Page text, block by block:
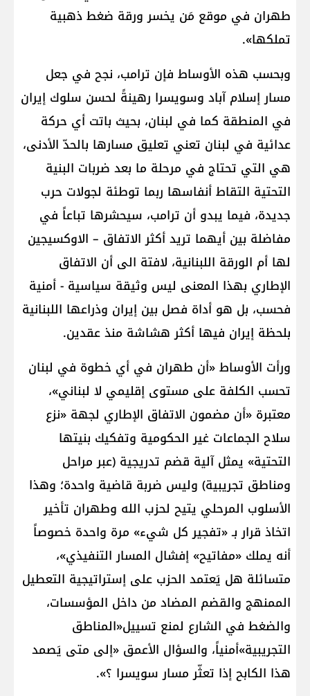
طهران في موقع مَن يخسر ورقة ضغط ذهبية
تملكها».
وبحسب هذه الأوساط فإن ترامب، نجح في جعل
مسار إسلام آباد وسويسرا رهينةً لحسن سلوك إيران
في المنطقة كما في لبنان، بحيث باتت أي حركة
عدائية في لبنان تعني تعليق مسارها بالحدّ الأدنى،
هي التي تحتاج في مرحلة ما بعد ضربات البنية
التحتية التقاط أنفاسها ربما توطئة لجولات حرب
جديدة، فيما يبدو أن ترامب، سيحشرها تباعاً في
مفاضلة بين أيهما تريد أكثر الاتفاق – الاوكسيجين
لها أم الورقة اللبنانية، لافتة الى أن الاتفاق
الإطاري بهذا المعنى ليس وثيقة سياسية - أمنية
فحسب، بل هو أداة فصل بين إيران وذراعها اللبنانية
بلحظة إيران فيها أكثر هشاشة منذ عقدين.
ورأت الأوساط «أن طهران في أي خطوة في لبنان
تحسب الكلفة على مستوى إقليمي لا لبناني»،
معتبرة «أن مضمون الاتفاق الإطاري لجهة «نزع
سلاح الجماعات غير الحكومية وتفكيك بنيتها
التحتية» يمثل آلية قضم تدريجية (عبر مراحل
ومناطق تجريبية) وليس ضربة قاضية واحدة؛ وهذا
الأسلوب المرحلي يتيح لحزب الله وطهران تأخير
اتخاذ قرار بـ «تفجير كل شيء» مرة واحدة خصوصاً
أنه يملك «مفاتيح» إفشال المسار التنفيذي»،
متسائلة هل يَعتمد الحزب على إستراتيجية التعطيل
الممنهج والقضم المضاد من داخل المؤسسات،
والضغط في الشارع لمنع تسييل«المناطق
التجريبية»أمنياً، والسؤال الأعمق «إلى متى يَصمد
هذا الكابح إذا تعثّر مسار سويسرا ؟».